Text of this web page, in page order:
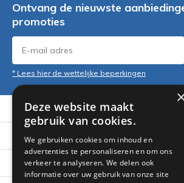
Ontvang de nieuwste
promoties
* Lees hier de wettelijke beperkingen
Klantenservice
Mijn account
Categorieën
Deze website maakt
gebruik van cookies.
We gebruiken cookies om inhoud en
advertenties te personaliseren en om ons
verkeer te analyseren. We delen ook
informatie over uw gebruik van onze site